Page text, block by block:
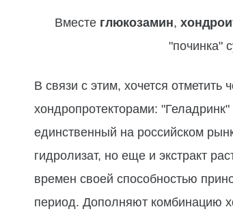
Вместе глюкозамин,
"починка"
В связи с этим, хочется
хондропротекторами:
единственный на российском
гидролизат, но еще и экстракт
времен своей способностью
период. Дополняют комбинацию